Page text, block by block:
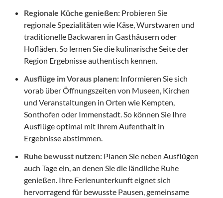
Regionale Küche genießen: Probieren Sie
regionale Spezialitäten wie Käse, Wurstwaren und
traditionelle Backwaren in Gasthäusern oder
Hofläden. So lernen Sie die kulinarische Seite der
Region Ergebnisse authentisch kennen.
Ausflüge im Voraus planen: Informieren Sie sich
vorab über Öffnungszeiten von Museen, Kirchen
und Veranstaltungen in Orten wie Kempten,
Sonthofen oder Immenstadt. So können Sie Ihre
Ausflüge optimal mit Ihrem Aufenthalt in
Ergebnisse abstimmen.
Ruhe bewusst nutzen: Planen Sie neben Ausflügen
auch Tage ein, an denen Sie die ländliche Ruhe
genießen. Ihre Ferienunterkunft eignet sich
hervorragend für bewusste Pausen, gemeinsame